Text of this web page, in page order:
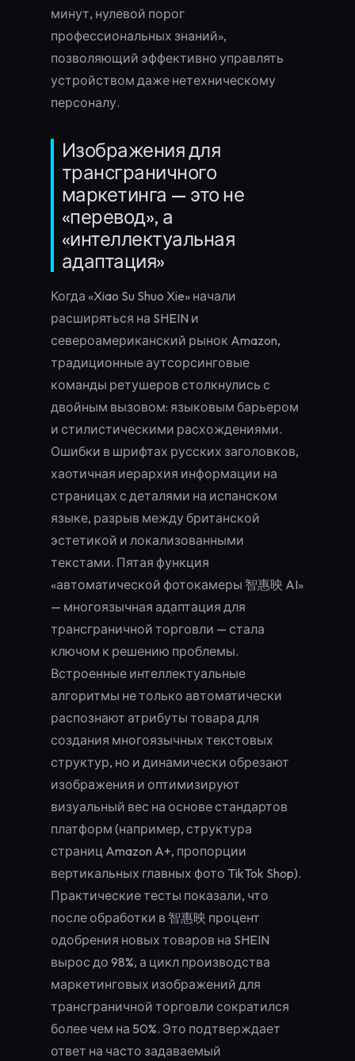
минут, нулевой порог
профессиональных знаний»,
позволяющий эффективно управлять
устройством даже нетехническому
персоналу.
Изображения для
трансграничного
маркетинга — это не
«перевод», а
«интеллектуальная
адаптация»
Когда «Xiao Su Shuo Xie» начали
расширяться на SHEIN и
североамериканский рынок Amazon,
традиционные аутсорсинговые
команды ретушеров столкнулись с
двойным вызовом: языковым барьером
и стилистическими расхождениями.
Ошибки в шрифтах русских заголовков,
хаотичная иерархия информации на
страницах с деталями на испанском
языке, разрыв между британской
эстетикой и локализованными
текстами. Пятая функция
«автоматической фотокамеры 智惠映 AI»
— многоязычная адаптация для
трансграничной торговли — стала
ключом к решению проблемы.
Встроенные интеллектуальные
алгоритмы не только автоматически
распознают атрибуты товара для
создания многоязычных текстовых
структур, но и динамически обрезают
изображения и оптимизируют
визуальный вес на основе стандартов
платформ (например, структура
страниц Amazon A+, пропорции
вертикальных главных фото TikTok Shop).
Практические тесты показали, что
после обработки в 智惠映 процент
одобрения новых товаров на SHEIN
вырос до 98%, а цикл производства
маркетинговых изображений для
трансграничной торговли сократился
более чем на 50%. Это подтверждает
ответ на часто задаваемый